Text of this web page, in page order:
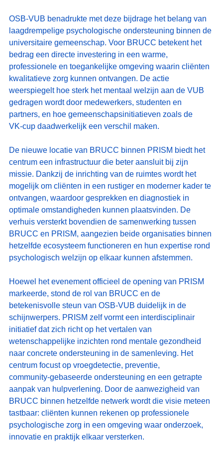
OSB‑VUB benadrukte met deze bijdrage het belang van
laagdrempelige psychologische ondersteuning binnen de
universitaire gemeenschap. Voor BRUCC betekent het
bedrag een directe investering in een warme,
professionele en toegankelijke omgeving waarin cliënten
kwalitatieve zorg kunnen ontvangen. De actie
weerspiegelt hoe sterk het mentaal welzijn aan de VUB
gedragen wordt door medewerkers, studenten en
partners, en hoe gemeenschapsinitiatieven zoals de
VK‑cup daadwerkelijk een verschil maken.
De nieuwe locatie van BRUCC binnen PRISM biedt het
centrum een infrastructuur die beter aansluit bij zijn
missie. Dankzij de inrichting van de ruimtes wordt het
mogelijk om cliënten in een rustiger en moderner kader te
ontvangen, waardoor gesprekken en diagnostiek in
optimale omstandigheden kunnen plaatsvinden. De
verhuis versterkt bovendien de samenwerking tussen
BRUCC en PRISM, aangezien beide organisaties binnen
hetzelfde ecosysteem functioneren en hun expertise rond
psychologisch welzijn op elkaar kunnen afstemmen.
Hoewel het evenement officieel de opening van PRISM
markeerde, stond de rol van BRUCC en de
betekenisvolle steun van OSB‑VUB duidelijk in de
schijnwerpers. PRISM zelf vormt een interdisciplinair
initiatief dat zich richt op het vertalen van
wetenschappelijke inzichten rond mentale gezondheid
naar concrete ondersteuning in de samenleving. Het
centrum focust op vroegdetectie, preventie,
community‑gebaseerde ondersteuning en een getrapte
aanpak van hulpverlening. Door de aanwezigheid van
BRUCC binnen hetzelfde netwerk wordt die visie meteen
tastbaar: cliënten kunnen rekenen op professionele
psychologische zorg in een omgeving waar onderzoek,
innovatie en praktijk elkaar versterken.